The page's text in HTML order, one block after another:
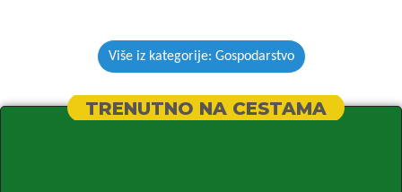
Više iz kategorije: Gospodarstvo
TRENUTNO NA CESTAMA